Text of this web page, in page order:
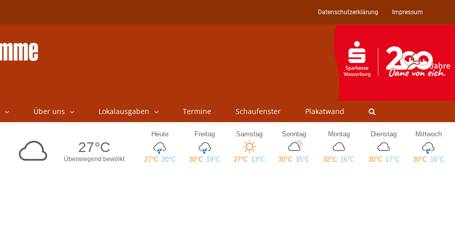
Datenschutzerklärung Impressum
Über uns Lokalausgaben Termine Schaufenster Plakatwand